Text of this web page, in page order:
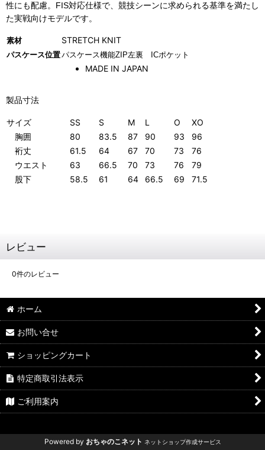
性にも配慮。FIS対応仕様で、競技シーンに求められる基準を満たし
た実戦向けモデルです。
素材 STRETCH KNIT
パスケース位置パスケース機能ZIP左裏 ICポケット
MADE IN JAPAN
製品寸法
サイズ SS S M L O
XO
胸囲
80 83.5 87 90 93
96
裄丈
61.5 64 67 70 73
76
ウエスト
63 66.5 70 73 76
79
股下
58.5 61 64 66.5 69 71.5
レビュー
0件のレビュー
ホーム
お問い合せ
ショッピングカート
特定商取引法表示
ご利用案内
Powered by おちゃのこネット ネットショップ作成サービス